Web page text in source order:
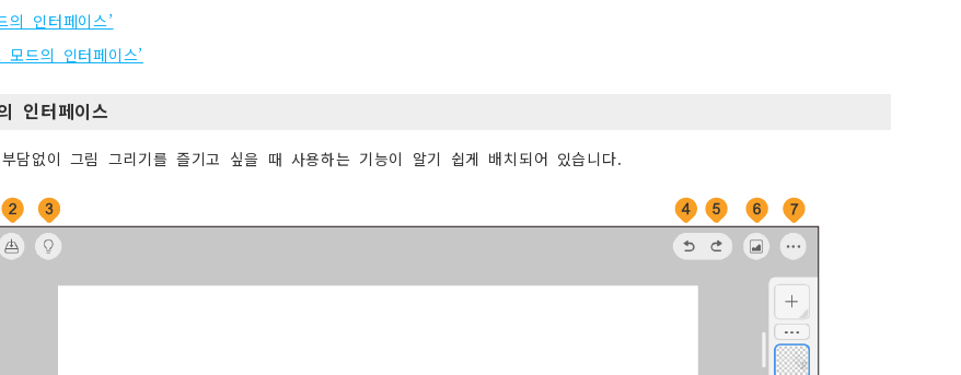
의 인터페이스’
모드의 인터페이스’
인터페이스
담없이 그림 그리기를 즐기고 싶을 때 사용하는 기능이 알기 쉽게 배치되어 있습니다.